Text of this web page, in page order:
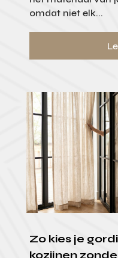
omdat niet elk...
Zo kies je
kozijnen